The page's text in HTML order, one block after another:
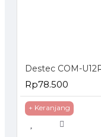
Rp78.500
+ Keranjang